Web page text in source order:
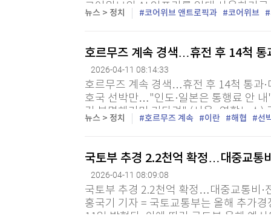
코어위브의 AI 인프라를 임대 사용하기
발과 배포를 지원하는 다년 계약을 체결
뉴스 > 정치 코어위브 앤트로픽과 코어위브
호르무즈 계속 경색…휴전 후 14척 통
2026-04-11 08:14:33
호르무즈 계속 경색…휴전 후 14척 통과
호국 선박만…"인도·일본은 통행료 안
건 분명해기만 기다려" (서울=연합뉴스)
서 종전 협상에 나서는 가운데 이번 협상
뉴스 > 정치 호르무즈 계속 이란 해협 선
국토부 추경 2.2천억 확정…대중교통
2026-04-11 08:09:08
국토부 추경 2.2천억 확정…대중교통비·
홍국기 기자 = 국토교통부는 올해 추가